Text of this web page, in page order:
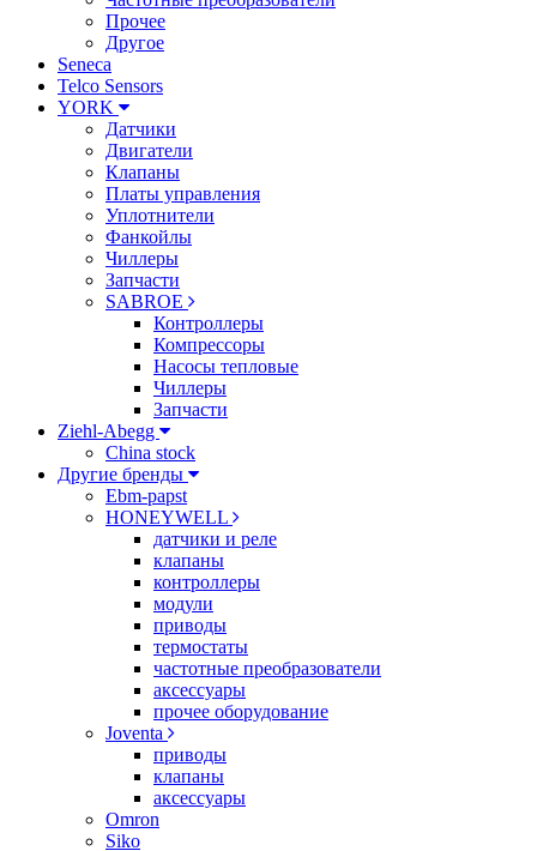
Прочее
Другое
Seneca
Telco Sensors
YORK
Датчики
Двигатели
Клапаны
Платы управления
Уплотнители
Фанкойлы
Чиллеры
Запчасти
SABROE
Контроллеры
Компрессоры
Насосы тепловые
Чиллеры
Запчасти
Ziehl-Abegg
China stock
Другие бренды
Ebm-papst
HONEYWELL
датчики и реле
клапаны
контроллеры
модули
приводы
термостаты
частотные преобразователи
аксессуары
прочее оборудование
Joventa
приводы
клапаны
аксессуары
Omron
Siko